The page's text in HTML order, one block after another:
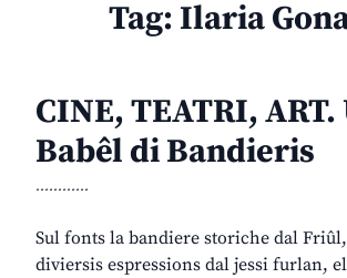
Tag: Ilaria
CINE, TEATRI, ART.
Babêl di Bandieris
............
Sul fonts la bandiere storiche dal
diviersis espressions dal jessi furlan,